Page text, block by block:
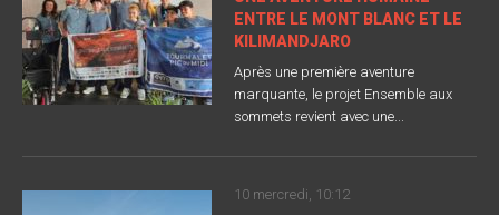
ENTRE LE MONT BLANC ET LE
KILIMANDJARO
Après une première aventure
marquante, le projet Ensemble aux
sommets revient avec une...
10 mercredi, 10:12